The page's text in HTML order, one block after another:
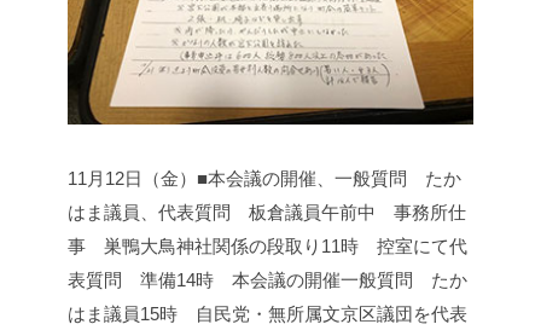
11月12日（金）■本会議の開催、一般質問 たか
はま議員、代表質問 板倉議員午前中 事務所仕
事 巣鴨大鳥神社関係の段取り 11時 控室にて代
表質問 準備14時 本会議の開催一般質問 たか
はま議員15時 自民党・無所属文京区議団を代表